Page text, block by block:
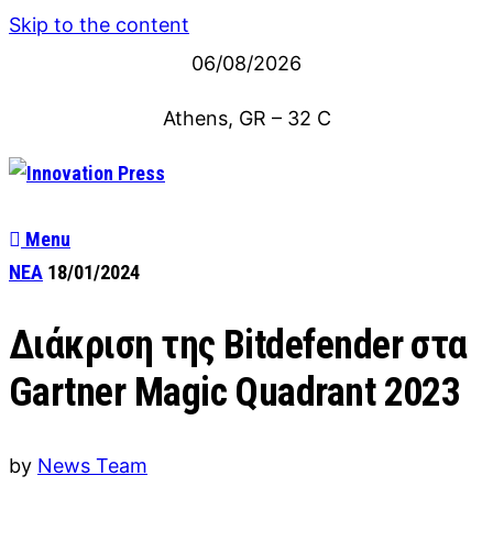
Skip to the content
06/08/2026
Athens, GR – 32 C
Menu
ΝΕΑ 18/01/2024
Διάκριση της Bitdefender στα
Gartner Magic Quadrant 2023
by News Team